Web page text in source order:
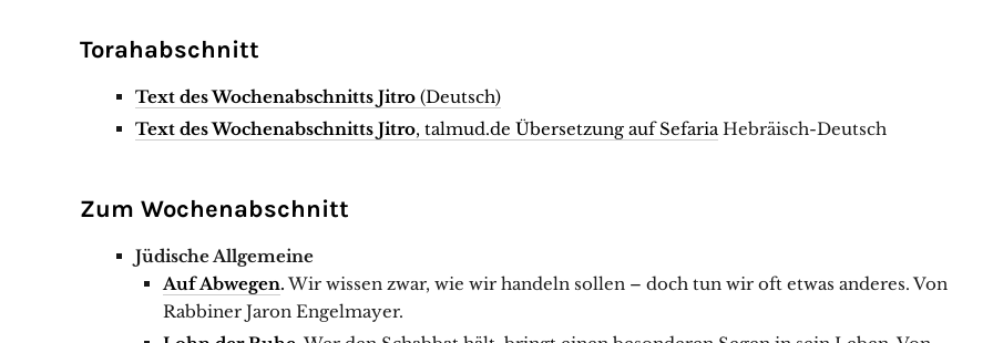
Torahabschnitt
Text des Wochenabschnitts Jitro (Deutsch)
Text des Wochenabschnitts Jitro, talmud.de Übersetzung auf SefariaHebräisch-Deutsch
Zum Wochenabschnitt
Jüdische Allgemeine
Auf Abwegen. Wir wissen zwar, wie wir handeln sollen – doch tun wir oft etwas anderes. Von
Rabbiner Jaron Engelmayer.